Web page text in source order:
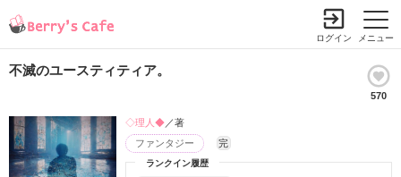
メニュー
ログイン
不滅のユースティティア。
570
ランクイン履歴
ファンタジー 完
◇理人◆／著